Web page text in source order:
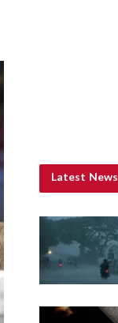
Latest News